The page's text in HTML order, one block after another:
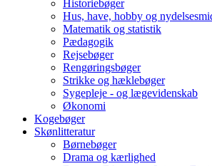
Historiebøger
Hus, have, hobby og
Matematik og statistik
Pædagogik
Rejsebøger
Rengøringsbøger
Strikke og hæklebøger
Sygepleje - og lægevidenskab
Økonomi
Kogebøger
Skønlitteratur
Børnebøger
Drama og kærlighed